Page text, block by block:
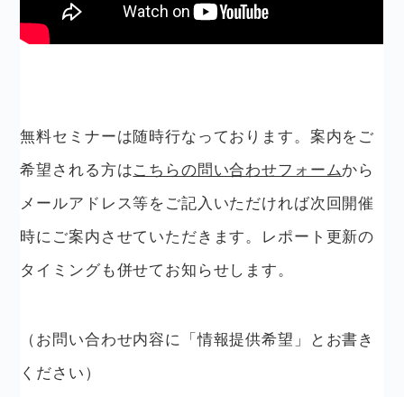
無料セミナーは随時行なっております。案内をご
希望される方はこちらの問い合わせフォームから
メールアドレス等をご記入いただければ次回開催
時にご案内させていただきます。レポート更新の
タイミングも併せてお知らせします。
（お問い合わせ内容に「情報提供希望」とお書き
ください）